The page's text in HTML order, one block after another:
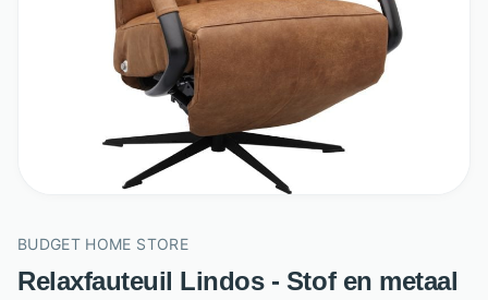
BUDGET HOME STORE
Relaxfauteuil Lindos - Stof en metaal